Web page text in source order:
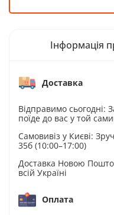
Інформація
Доставка
Відправимо сьогодні:
поїде до вас у той
Самовивіз у Києві:
35б (10:00–17:00)
Доставка Новою
всій Україні
Оплата